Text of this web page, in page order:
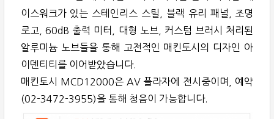
이스워크가 있는 스테인리스 스틸, 블랙 유리 패널, 조명
로고, 60dB 출력 미터, 대형 노브, 커스텀 브러시 처리된
알루미늄 노브들을 통해 고전적인 매킨토시의 디자인 아
이덴티티를 이어받았습니다.
매킨토시 MCD12000은 AV 플라자에 전시중이며, 예약
(02-3472-3955)을 통해 청음이 가능합니다.